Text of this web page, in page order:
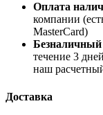
Оплата
компании
MasterCard)
Безналичный
течение 3
наш
Доставка